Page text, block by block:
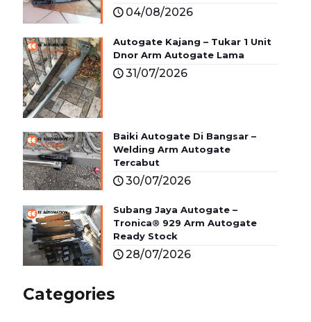
04/08/2026
Autogate Kajang – Tukar 1 Unit
Dnor Arm Autogate Lama
31/07/2026
Baiki Autogate Di Bangsar –
Welding Arm Autogate
Tercabut
30/07/2026
Subang Jaya Autogate –
Tronica® 929 Arm Autogate
Ready Stock
28/07/2026
Categories